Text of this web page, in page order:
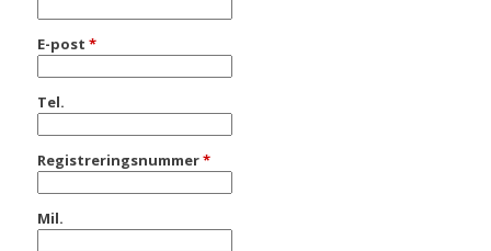
E-post *
Tel.
Registreringsnummer*
Mil.